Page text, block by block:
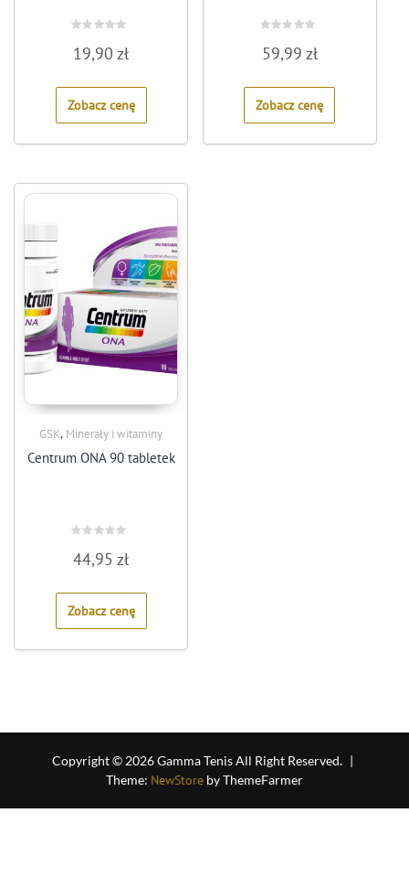
0
out
5
19,90zł
Zobacz cenę
0
out
5
59,99 zł
Zobacz cenę
GSK, Minerały i witaminy
Centrum ONA 90 tabletek
0
out
5
44,95zł
Zobacz cenę
Copyright © 2026 Gamma Tenis All Right Reserved. |
Theme: NewStore by ThemeFarmer